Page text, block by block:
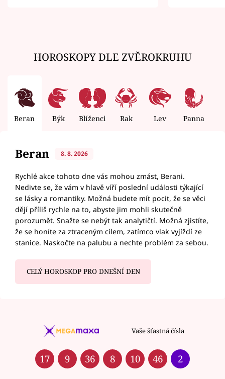
HOROSKOPY DLE ZVĚROKRUHU
Beran Býk Blíženci Rak Lev Panna
Beran 8. 8. 2026
Rychlé akce tohoto dne vás mohou zmást, Berani.
Nedivte se, že vám v hlavě víří poslední události týkající
se lásky a romantiky. Možná budete mít pocit, že se věci
dějí příliš rychle na to, abyste jim mohli skutečně
porozumět. Snažte se nebýt tak analytičtí. Možná zjistíte,
že se honíte za ztraceným cílem, zatímco vlak vyjíždí ze
stanice. Naskočte na palubu a nechte problém za sebou.
CELÝ HOROSKOP PRO DNEŠNÍ DEN
Vaše šťastná čísla
17 9 36 8 10 46 2